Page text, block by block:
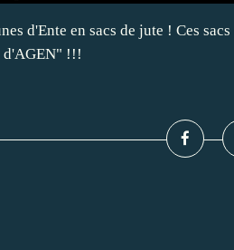
d'Ente en sacs de jute ! Ces
d'AGEN" !!!